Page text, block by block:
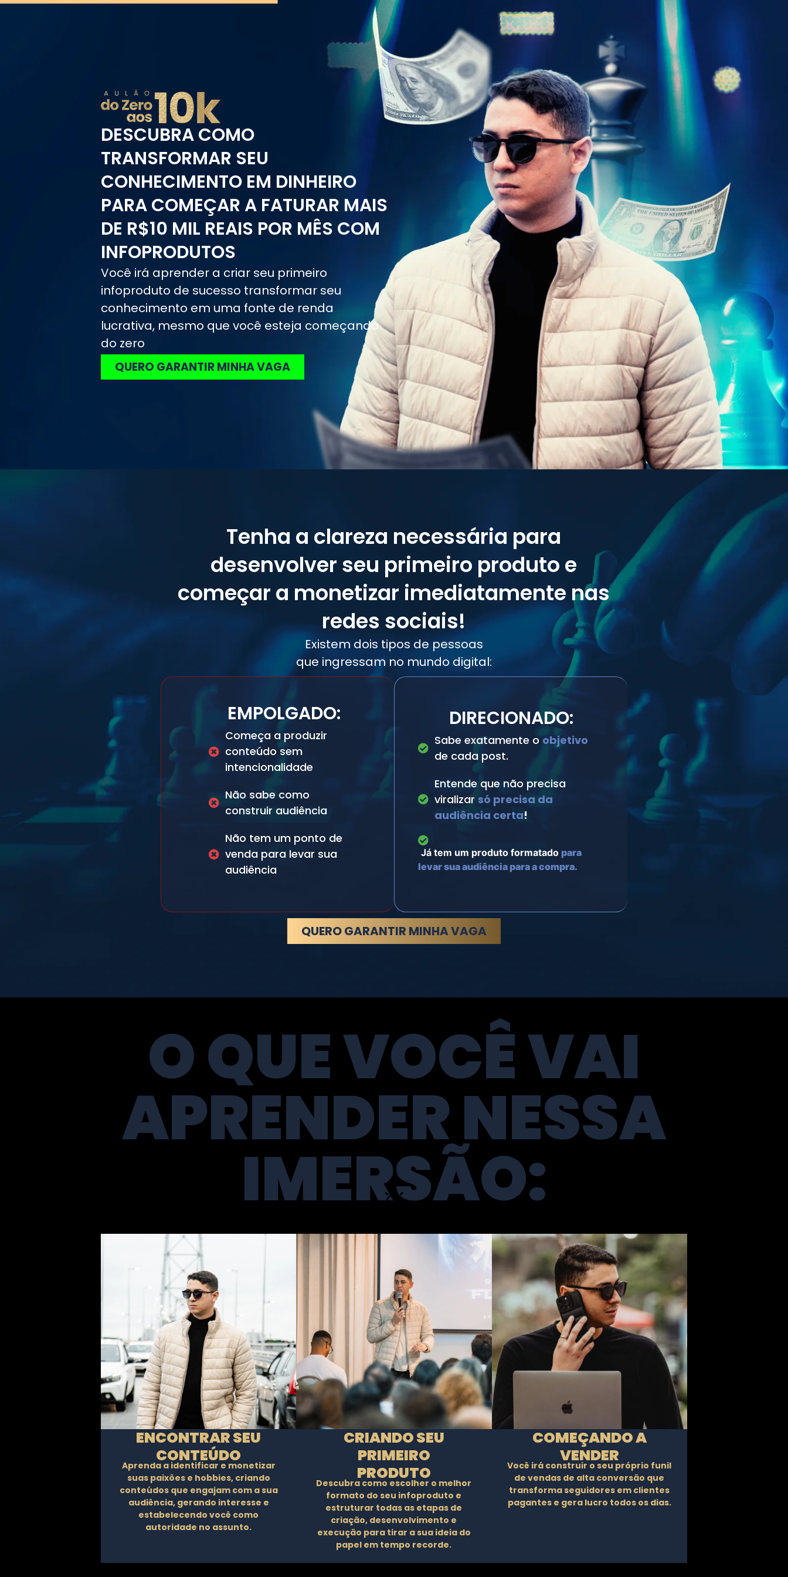
DESCUBRA COMO
TRANSFORMAR SEU
CONHECIMENTO EM DINHEIRO
PARA COMEÇAR A FATURAR MAIS
DE R$10 MIL REAIS POR MÊS COM
INFOPRODUTOS
Você irá aprender a criar seu primeiro
infoproduto de sucesso transformar seu
conhecimento em uma fonte de renda
lucrativa, mesmo que você esteja começando
do zero
QUERO GARANTIR MINHA VAGA
Tenha a clareza necessária para
desenvolver seu primeiro produto e
começar a monetizar imediatamente nas
redes sociais!
Existem dois tipos de pessoas
que ingressam no mundo digital:
EMPOLGADO:
Começa a produzir
conteúdo sem
intencionalidade
Não sabe como
construir audiência
Não tem um ponto de
venda para levar sua
audiência
DIRECIONADO:
Sabe exatamente oobjetivo
de cada post.
⁠Entende que não precisa
viralizar só precisa da
audiência certa!
Já tem um produto formatado para
levar sua audiência para a compra.
QUERO GARANTIR MINHA VAGA
O QUE VOCÊ VAI
APRENDER NESSA
IMERSÃO:
ENCONTRAR SEU
CONTEÚDO
Aprenda a identificar e monetizar
suas paixões e hobbies, criando
conteúdos que engajam com a sua
audiência, gerando interesse e
estabelecendo você como
autoridade no assunto.
CRIANDO SEU
PRIMEIRO
PRODUTO
Descubra como escolher o melhor
formato do seu infoproduto e
estruturar todas as etapas de
criação, desenvolvimento e
execução para tirar a sua ideia do
papel em tempo recorde.
COMEÇANDO A
VENDER
Você irá construir o seu próprio funil
de vendas de alta conversão que
transforma seguidores em clientes
pagantes e gera lucro todos os dias.